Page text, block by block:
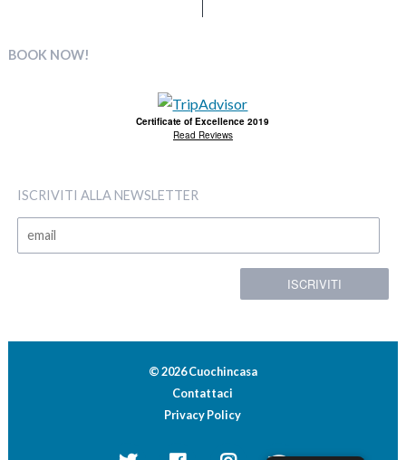
BOOK NOW!
Certificate of Excellence 2019
Read Reviews
ISCRIVITI ALLA NEWSLETTER
© 2026 Cuochincasa
Contattaci
Privacy Policy